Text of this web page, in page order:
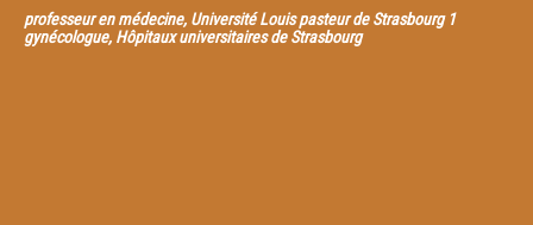
professeur en médecine, Université Louis pasteur de Strasbourg 1
gynécologue, Hôpitaux universitaires de Strasbourg